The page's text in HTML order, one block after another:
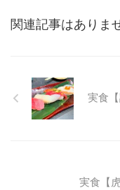
関連記事はありま
実食
実食【